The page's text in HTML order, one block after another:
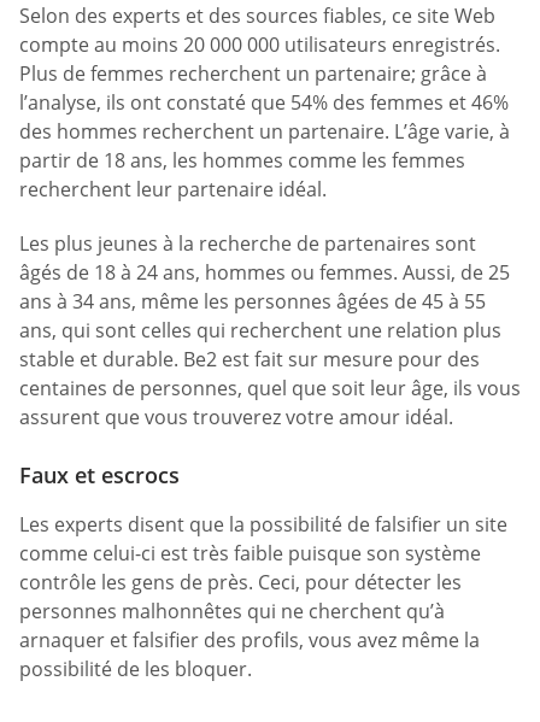
Selon des experts et des sources fiables, ce site Web
compte au moins 20 000 000 utilisateurs enregistrés.
Plus de femmes recherchent un partenaire; grâce à
l’analyse, ils ont constaté que 54% des femmes et 46%
des hommes recherchent un partenaire. L’âge varie, à
partir de 18 ans, les hommes comme les femmes
recherchent leur partenaire idéal.
Les plus jeunes à la recherche de partenaires sont
âgés de 18 à 24 ans, hommes ou femmes. Aussi, de 25
ans à 34 ans, même les personnes âgées de 45 à 55
ans, qui sont celles qui recherchent une relation plus
stable et durable. Be2 est fait sur mesure pour des
centaines de personnes, quel que soit leur âge, ils vous
assurent que vous trouverez votre amour idéal.
Faux et escrocs
Les experts disent que la possibilité de falsifier un site
comme celui-ci est très faible puisque son système
contrôle les gens de près. Ceci, pour détecter les
personnes malhonnêtes qui ne cherchent qu’à
arnaquer et falsifier des profils, vous avez même la
possibilité de les bloquer.